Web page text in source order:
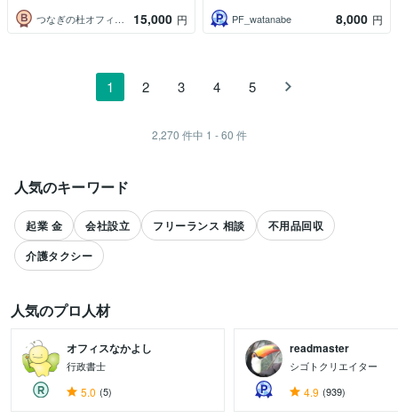
つなぎの杜オフィス白川啓介行政書士事務所 15,000 円 PF_watanabe 8,000 円
1 2 3 4 5
2,270 件中 1 - 60 件
人気のキーワード
起業 金 会社設立 フリーランス 相談
不用品回収
介護タクシー
人気のプロ人材
オフィスなかよし
行政書士
5.0 (5)
readmaster
シゴトクリエイター
4.9 (939)